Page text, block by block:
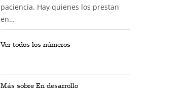
paciencia. Hay quienes los prestan
en…
Ver todos los números
Más sobre En desarrollo